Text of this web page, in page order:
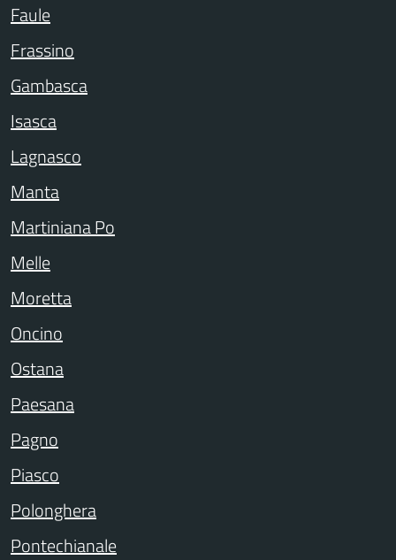
Faule
Frassino
Gambasca
Isasca
Lagnasco
Manta
Martiniana Po
Melle
Moretta
Oncino
Ostana
Paesana
Pagno
Piasco
Polonghera
Pontechianale